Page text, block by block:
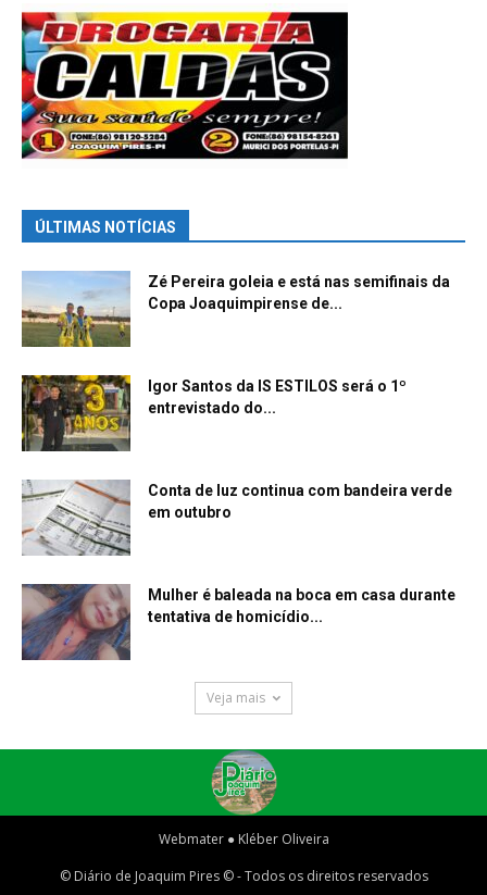
ÚLTIMAS NOTÍCIAS
Zé Pereira goleia e está nas semifinais da
Copa Joaquimpirense de...
Igor Santos da IS ESTILOS será o 1º
entrevistado do...
Conta de luz continua com bandeira verde
em outubro
Mulher é baleada na boca em casa durante
tentativa de homicídio...
Veja mais
Webmater ● Kléber Oliveira
© Diário de Joaquim Pires © - Todos os direitos reservados